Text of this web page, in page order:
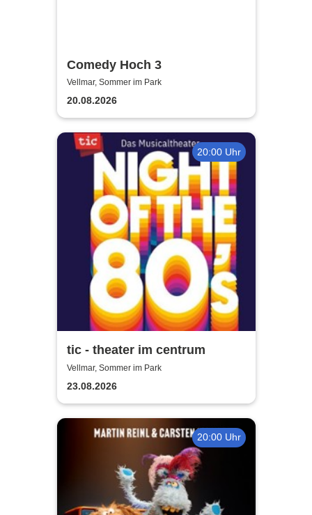
Comedy Hoch 3
Vellmar, Sommer im Park
20.08.2026
20:00 Uhr
tic - theater im centrum
Vellmar, Sommer im Park
23.08.2026
20:00 Uhr